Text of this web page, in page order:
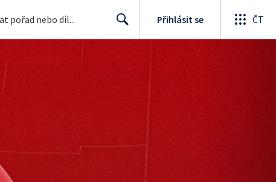
Přihlásit se ČT